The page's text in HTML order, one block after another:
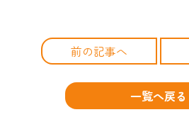
前の記事へ
一覧へ戻る